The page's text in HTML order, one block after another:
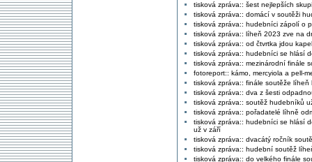
tisková zpráva:: šest nejlepších
tisková zpráva:: domácí v soutěži
tisková zpráva:: hudebníci zápolí o
tisková zpráva:: líheň 2023 zve na
tisková zpráva:: od čtvrtka jdou
tisková zpráva:: hudebníci se hlásí
tisková zpráva:: mezinárodní finále
fotoreport:: kámo, mercyiola a pell-
tisková zpráva:: finále soutěže líheň
tisková zpráva:: dva z šesti
tisková zpráva:: soutěž hudebníků
tisková zpráva:: pořadatelé líhně
tisková zpráva:: hudebníci se hlásí
už v září
tisková zpráva:: dvacátý ročník
tisková zpráva:: hudební soutěž
tisková zpráva:: do velkého finále